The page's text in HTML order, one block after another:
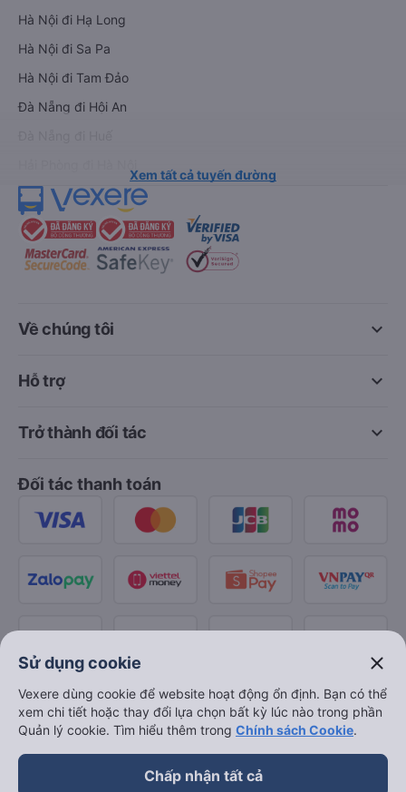
Hà Nội đi Hạ Long
Hà Nội đi Sa Pa
Hà Nội đi Tam Đảo
Đà Nẵng đi Hội An
Xem tất cả tuyến đường
keyboard_arrow_down
Về chúng tôi
keyboard_arrow_down
Hỗ trợ
keyboard_arrow_down
Trở thành đối tác
Đối tác thanh toán
Sử dụng cookie close
Vexere dùng cookie để website hoạt động ổn định. Bạn có thể
xem chi tiết hoặc thay đổi lựa chọn bất kỳ lúc nào trong phần
Quản lý cookie. Tìm hiểu thêm trong Chính sách Cookie.
Chấp nhận tất cả